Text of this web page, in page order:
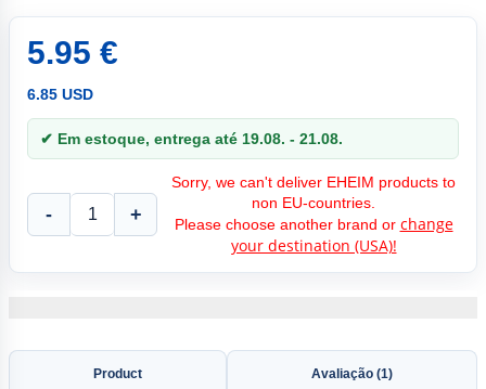
5.95 €
6.85 USD
✔ Em estoque, entrega até 19.08. - 21.08.
- +
Sorry, we can't deliver EHEIM products to
non EU-countries.
Please choose another brand or change
your destination (USA)!
Product Avaliação (1)